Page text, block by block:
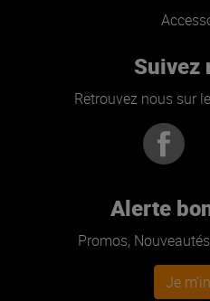
Suivez
Retrouvez nous sur
Alerte
Promos,
Je